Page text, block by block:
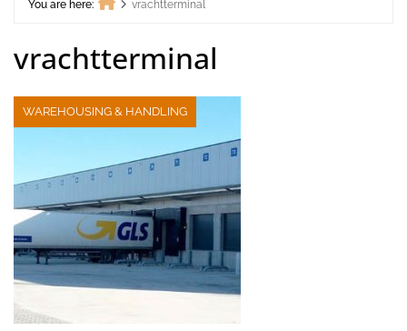
You are here:
vrachtterminal
vrachtterminal
WAREHOUSING & HANDLING